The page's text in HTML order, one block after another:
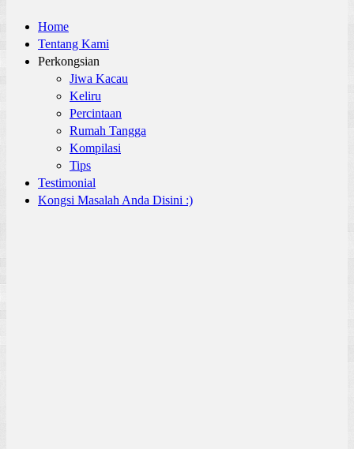
Home
Tentang Kami
Perkongsian
Jiwa Kacau
Keliru
Percintaan
Rumah Tangga
Kompilasi
Tips
Testimonial
Kongsi Masalah Anda Disini :)